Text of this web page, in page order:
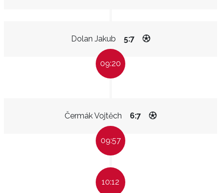
Dolan Jakub 5:7
09:20
Čermák Vojtěch 6:7
09:57
10:12